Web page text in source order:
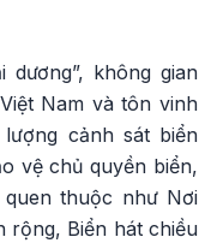
không gian
Nam và tôn vinh
cảnh sát biển
vệ chủ quyền biển,
thuộc như Nơi
rộng, Biển hát chiều